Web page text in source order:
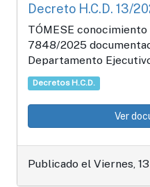
Decreto H.C.D. 13/
TÓMESE
7848/2025
Departamento
Decretos H.C.D.
Ver
Publicado el Viernes,